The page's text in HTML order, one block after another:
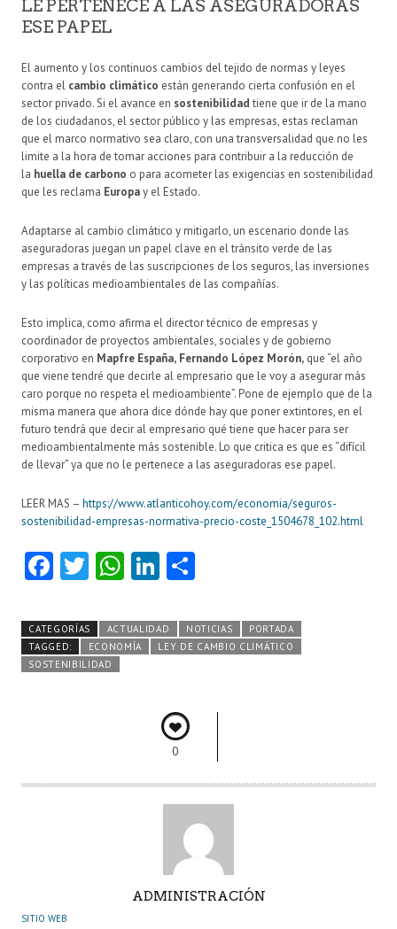
LE PERTENECE A LAS ASEGURADORAS
ESE PAPEL
El aumento y los continuos cambios del tejido de normas y leyes
contra el cambio climático están generando cierta confusión en el
sector privado. Si el avance en sostenibilidadtiene que ir de la mano
de los ciudadanos, el sector público y las empresas, estas reclaman
que el marco normativo sea claro, con una transversalidad que no les
limite a la hora de tomar acciones para contribuir a la reducción de
la huella de carbono o para acometer las exigencias en sostenibilidad
que les reclama Europay el Estado.
Adaptarse al cambio climático y mitigarlo, un escenario donde las
aseguradoras juegan un papel clave en el tránsito verde de las
empresas a través de las suscripciones de los seguros, las inversiones
y las políticas medioambientales de las compañías.
Esto implica, como afirma el director técnico de empresas y
coordinador de proyectos ambientales, sociales y de gobierno
corporativo en Mapfre España, Fernando López Morón, que “el año
que viene tendré que decirle al empresario que le voy a asegurar más
caro porque no respeta el medioambiente”. Pone de ejemplo que de la
misma manera que ahora dice dónde hay que poner extintores, en el
futuro tendrá que decir al empresario qué tiene que hacer para ser
medioambientalmente más sostenible. Lo que critica es que es “difícil
de llevar” ya que no le pertenece a las aseguradoras ese papel.
LEER MAS – https://www.atlanticohoy.com/economia/seguros-
sostenibilidad-empresas-normativa-precio-coste_1504678_102.html
Fa
b
o
o
T
itt
er
W
ts
A
Li
e
dI
m
pa
CATEGORÍAS ACTUALIDAD NOTICIAS
PORTADA
TAGGED:
ECONOMÍA
LEY DE CAMBIO CLIMÁTICO
SOSTENIBILIDAD
0
U
ADMINISTRACIÓN
SITIO WEB